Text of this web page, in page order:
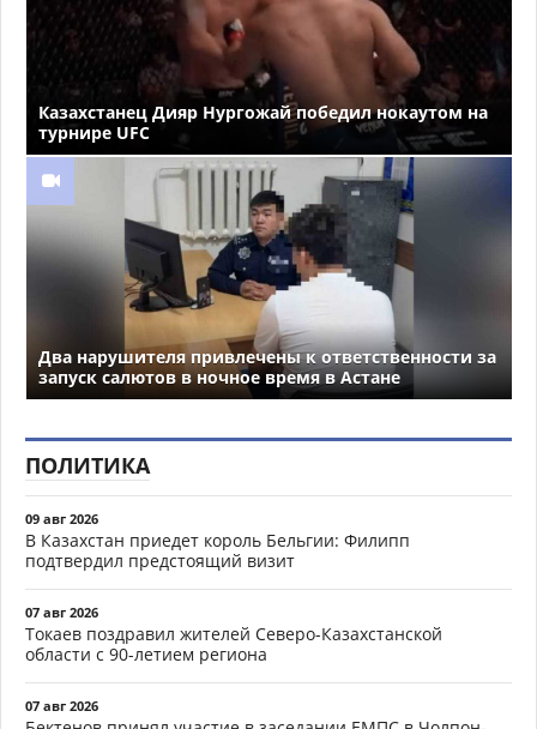
Казахстанец Дияр Нургожай победил нокаутом на
турнире UFC
Два нарушителя привлечены к ответственности за
запуск салютов в ночное время в Астане
ПОЛИТИКА
09 авг 2026
В Казахстан приедет король Бельгии: Филипп
подтвердил предстоящий визит
07 авг 2026
Токаев поздравил жителей Северо-Казахстанской
области с 90-летием региона
07 авг 2026